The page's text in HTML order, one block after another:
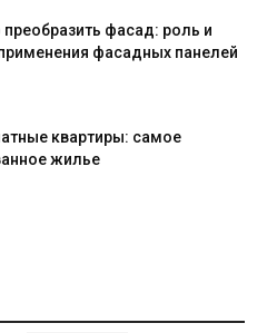
преобразить фасад: роль и
фасадных панелей
квартиры: самое
жилье